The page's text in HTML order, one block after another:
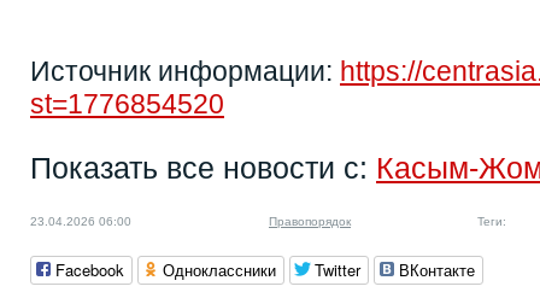
Источник информации: https://
st=1776854520
Показать все новости с: Касым-
23.04.2026 06:00 Правопорядок Теги:
Facebook Одноклассники Twitter ВКонтакте